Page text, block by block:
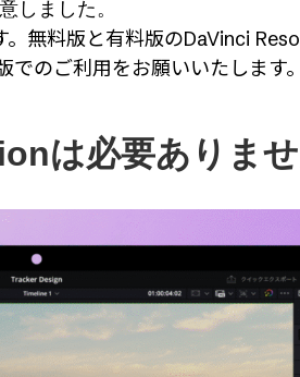
しました。
無料版と有料版のDaVinci
のご利用をお願いいたします。
は必要ありませ